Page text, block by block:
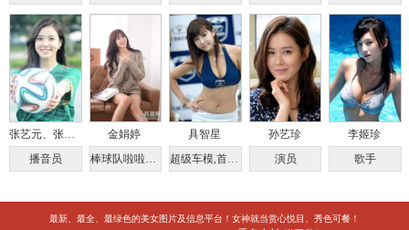
张艺元、张睿元
播音员
金娟婷
棒球队啦啦队长、广告模特
具智星
超级车模,首尔艺术大学车模系教授
孙艺珍
演员
李姬珍
歌手
最新、最全、最绿色的美女图片及信息平台！女神就当赏心悦目、秀色可餐！